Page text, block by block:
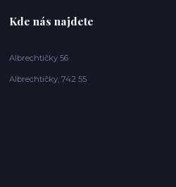
Kde nás najdete
Albrechtičky 56
Albrechtičky, 742 55